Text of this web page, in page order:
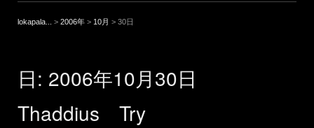
lokapala... > 2006年 > 10月 > 30日
日: 2006年10月30日
Thaddius Try